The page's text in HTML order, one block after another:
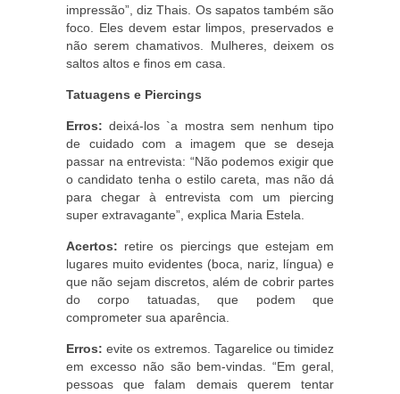
impressão”, diz Thais. Os sapatos também são
foco. Eles devem estar limpos, preservados e
não serem chamativos. Mulheres, deixem os
saltos altos e finos em casa.
Tatuagens e Piercings
Erros: deixá-los `a mostra sem nenhum tipo
de cuidado com a imagem que se deseja
passar na entrevista: “Não podemos exigir que
o candidato tenha o estilo careta, mas não dá
para chegar à entrevista com um piercing
super extravagante”, explica Maria Estela.
Acertos: retire os piercings que estejam em
lugares muito evidentes (boca, nariz, língua) e
que não sejam discretos, além de cobrir partes
do corpo tatuadas, que podem que
comprometer sua aparência.
Erros: evite os extremos. Tagarelice ou timidez
em excesso não são bem-vindas. “Em geral,
pessoas que falam demais querem tentar